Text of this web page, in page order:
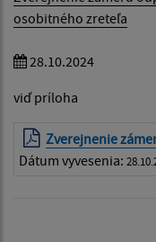
osobitného zreteľa
28.10.2024
viď príloha
Zverejnenie
Dátum vyvesenia: